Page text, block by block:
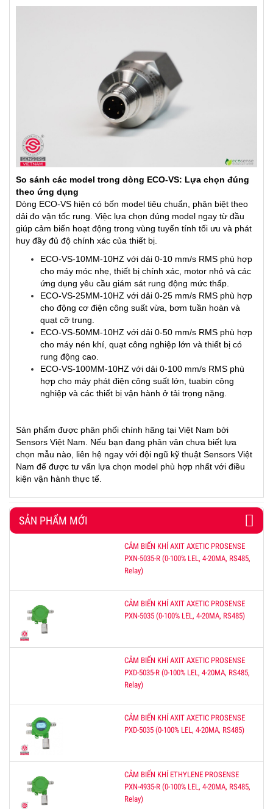
So sánh các model trong dòng ECO-VS: Lựa chọn đúng
theo ứng dụng
Dòng ECO-VS hiện có bốn model tiêu chuẩn, phân biệt theo
dải đo vận tốc rung. Việc lựa chọn đúng model ngay từ đầu
giúp cảm biến hoạt động trong vùng tuyến tính tối ưu và phát
huy đầy đủ độ chính xác của thiết bị.
ECO-VS-10MM-10HZ với dải 0-10 mm/s RMS phù hợp
cho máy móc nhẹ, thiết bị chính xác, motor nhỏ và các
ứng dụng yêu cầu giám sát rung động mức thấp.
ECO-VS-25MM-10HZ với dải 0-25 mm/s RMS phù hợp
cho động cơ điện công suất vừa, bơm tuần hoàn và
quạt cỡ trung.
ECO-VS-50MM-10HZ với dải 0-50 mm/s RMS phù hợp
cho máy nén khí, quạt công nghiệp lớn và thiết bị có
rung động cao.
ECO-VS-100MM-10HZ với dải 0-100 mm/s RMS phù
hợp cho máy phát điện công suất lớn, tuabin công
nghiệp và các thiết bị vận hành ở tải trọng nặng.
Sản phẩm được phân phối chính hãng tại Việt Nam bởi
Sensors Việt Nam. Nếu bạn đang phân vân chưa biết lựa
chọn mẫu nào, liên hệ ngay với đội ngũ kỹ thuật Sensors Việt
Nam để được tư vấn lựa chọn model phù hợp nhất với điều
kiện vận hành thực tế.
SẢN PHẨM MỚI
CẢM BIẾN KHÍ AXIT AXETIC PROSENSE
PXN-5035-R (0-100% LEL, 4-20MA, RS485,
Relay)
CẢM BIẾN KHÍ AXIT AXETIC PROSENSE
PXN-5035 (0-100% LEL, 4-20MA, RS485)
CẢM BIẾN KHÍ AXIT AXETIC PROSENSE
PXD-5035-R (0-100% LEL, 4-20MA, RS485,
Relay)
CẢM BIẾN KHÍ AXIT AXETIC PROSENSE
PXD-5035 (0-100% LEL, 4-20MA, RS485)
CẢM BIẾN KHÍ ETHYLENE PROSENSE
PXN-4935-R (0-100% LEL, 4-20MA, RS485,
Relay)